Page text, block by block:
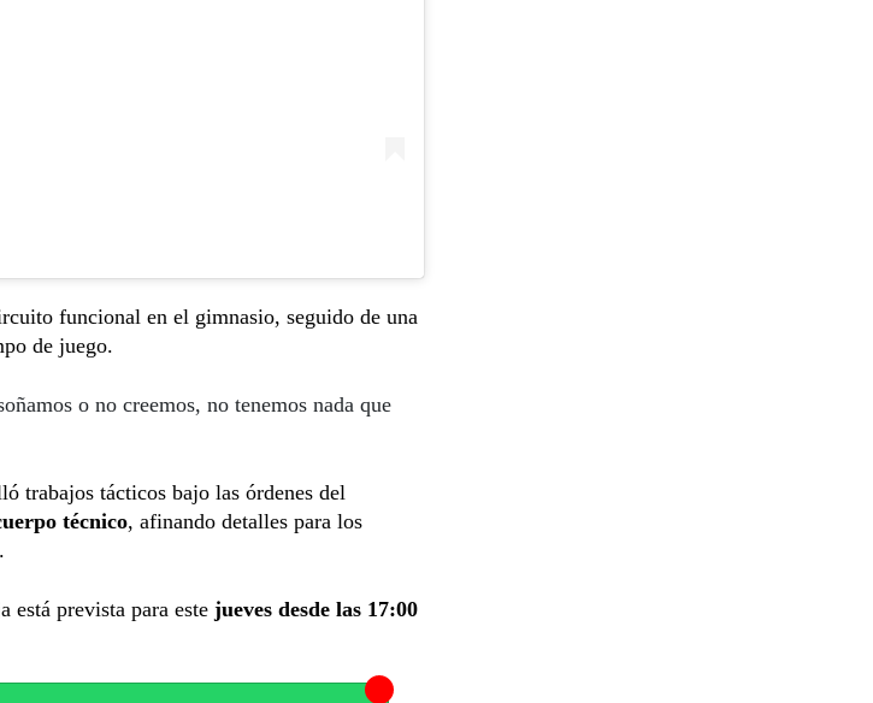
funcional en el gimnasio, seguido de una
de juego.
o no creemos, no tenemos nada que
trabajos tácticos bajo las órdenes del
técnico, afinando detalles para los
prevista para este jueves desde las 17:00